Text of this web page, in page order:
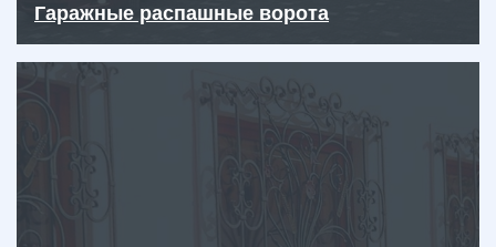
Гаражные распашные ворота